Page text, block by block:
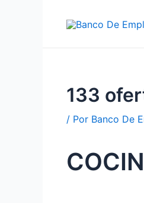
133
/ Por Banco De